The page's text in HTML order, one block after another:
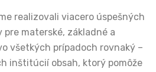
realizovali viacero úspešných
materské, základné a
všetkých prípadoch rovnaký –
inštitúcií obsah, ktorý pomôže